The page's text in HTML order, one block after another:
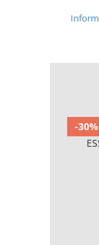
-30%